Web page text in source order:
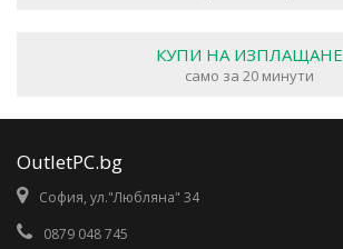
КУПИ НА ИЗПЛАЩАНЕ
само за 20 минути
OutletPC.bg
София, ул."Любляна" 34
0879 048 745